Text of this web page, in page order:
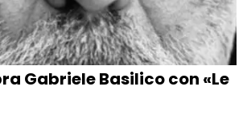
Gabriele Basilico con «Le